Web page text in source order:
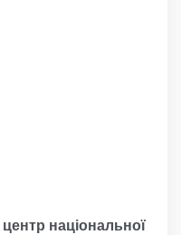
національної